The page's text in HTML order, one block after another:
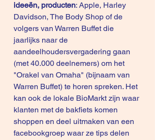
ideeën, producten: Apple, Harley
Davidson, The Body Shop of de
volgers van Warren Buffet die
jaarlijks naar de
aandeelhoudersvergadering gaan
(met 40.000 deelnemers) om het
"Orakel van Omaha" (bijnaam van
Warren Buffet) te horen spreken. Het
kan ook de lokale BioMarkt zijn waar
klanten met de bakfiets komen
shoppen en deel uitmaken van een
facebookgroep waar ze tips delen